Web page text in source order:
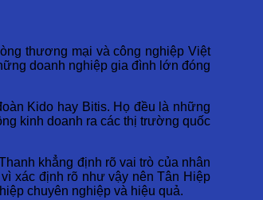
thương mại và công nghiệp Việt
doanh nghiệp gia đình lớn đóng
Kido hay Bitis. Họ đều là những
kinh doanh ra các thị trường quốc
khẳng định rõ vai trò của nhân
xác định rõ như vậy nên Tân Hiệp
chuyên nghiệp và hiệu quả.